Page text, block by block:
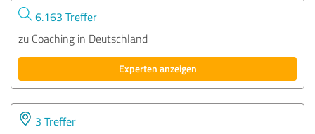
6.163 Treffer
zu Coaching in Deutschland
Experten anzeigen
3 Treffer